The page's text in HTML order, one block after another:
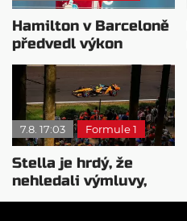
Hamilton v Barceloně
předvedl výkon
pravého šampiona
7.8. 17:03 Formule 1
Stella je hrdý, že
nehledali výmluvy,
proč nedokážou